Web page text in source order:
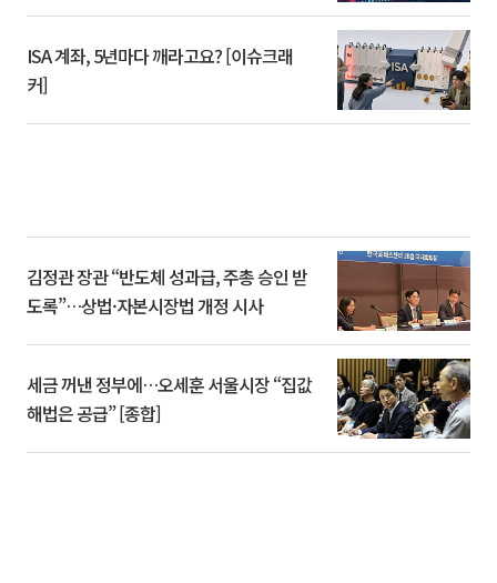
ISA 계좌, 5년마다 깨라고요? [이슈크래
커]
김정관 장관 “반도체 성과급, 주총 승인 받
도록”…상법·자본시장법 개정 시사
세금 꺼낸 정부에…오세훈 서울시장 “집값
해법은 공급” [종합]